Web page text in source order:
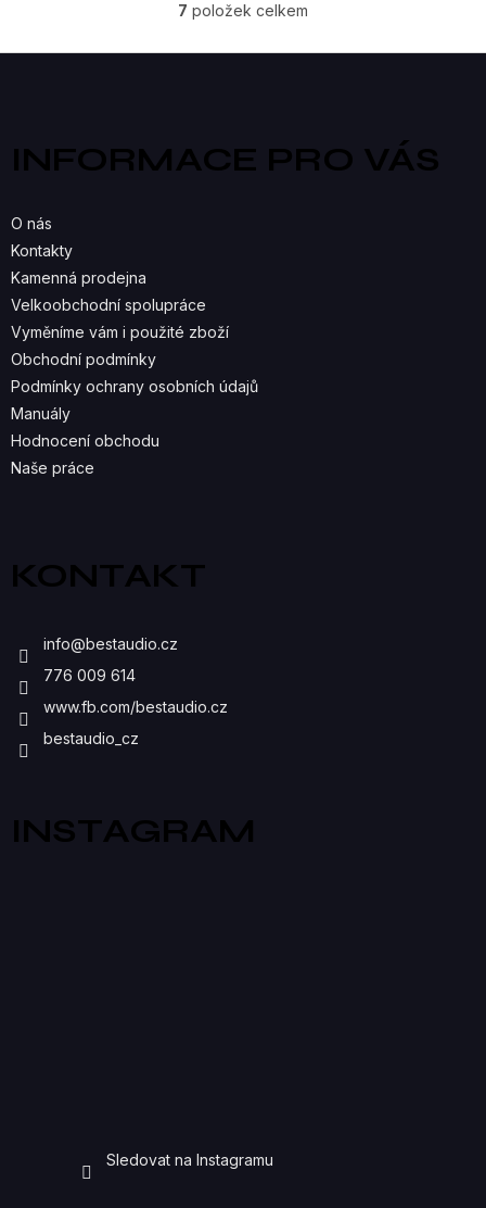
O
V
Á
D
R
V
7 položek celkem
Z
INFORMACE PRO VÁS
O nás
Kontakty
Kamenná prodejna
Velkoobchodní spolupráce
Vyměníme vám i použité zboží
Obchodní podmínky
Podmínky ochrany osobních údajů
Manuály
Hodnocení obchodu
Naše práce
KONTAKT
info@bestaudio.cz
776 009 614
www.fb.com/bestaudio.cz
bestaudio_cz
INSTAGRAM
Sledovat na Instagramu